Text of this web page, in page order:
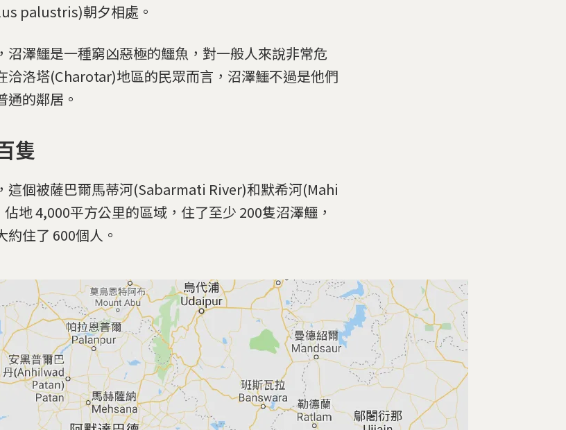
palustris)朝夕相處。
沼澤鱷是一種窮凶惡極的鱷魚，對一般人來說非常危
洽洛塔(Charotar)地區的民眾而言，沼澤鱷不過是他們
通的鄰居。
隻
這個被薩巴爾馬蒂河(Sabarmati River)和默希河(Mahi
地 4,000平方公里的區域，住了至少 200隻沼澤鱷，
約住了 600個人。